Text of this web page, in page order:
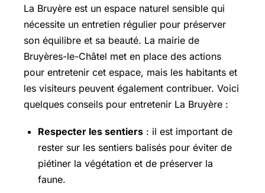
La Bruyère est un espace naturel sensible qui
nécessite un entretien régulier pour préserver
son équilibre et sa beauté. La mairie de
Bruyères-le-Châtel met en place des actions
pour entretenir cet espace, mais les habitants et
les visiteurs peuvent également contribuer. Voici
quelques conseils pour entretenir La Bruyère :
Respecter les sentiers : il est important de
rester sur les sentiers balisés pour éviter de
piétiner la végétation et de préserver la
faune.